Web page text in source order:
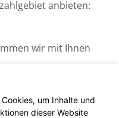
anbieten:
wir mit Ihnen
um Inhalte und
dieser Website